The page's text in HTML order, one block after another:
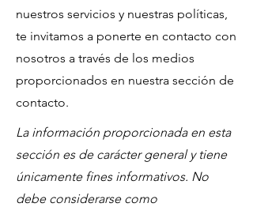
nuestros servicios y nuestras políticas,
te invitamos a ponerte en contacto con
nosotros a través de los medios
proporcionados en nuestra sección de
contacto.
La información proporcionada en esta
sección es de carácter general y tiene
únicamente fines informativos. No
debe considerarse como